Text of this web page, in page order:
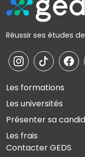
Réussir ses études
Les formations
Les universités
Présenter sa
Les frais
Contacter GEDS